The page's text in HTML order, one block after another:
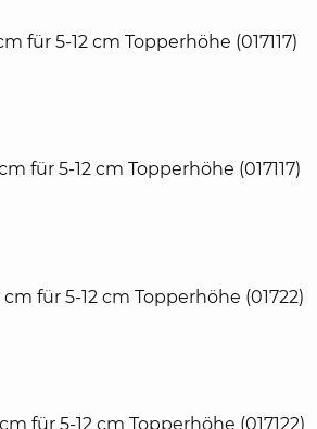
für 5-12 cm Topperhöhe (017117)
für 5-12 cm Topperhöhe (017117)
für 5-12 cm Topperhöhe (01722)
für 5-12 cm Topperhöhe (017122)